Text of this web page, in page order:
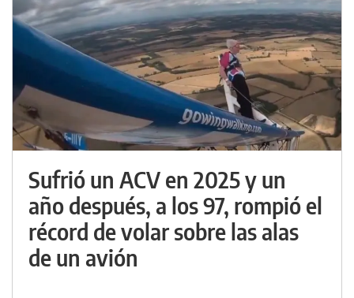
Sufrió un ACV en 2025 y un
año después, a los 97, rompió el
récord de volar sobre las alas
de un avión